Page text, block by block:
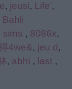
, jeusi, Life’,
Bahli
sims , 8086x,
得4we&, jeu d,
, abhi , last ,